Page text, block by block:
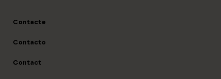
Contacte
Contacto
Contact